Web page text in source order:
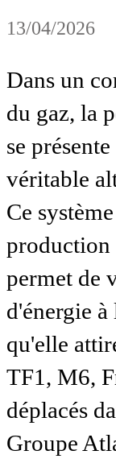
13/04/2026
Dans un
du gaz, la
se
véritable
Ce
production
permet de
d'énergie à
qu'elle
TF1, M6,
déplacés
Groupe